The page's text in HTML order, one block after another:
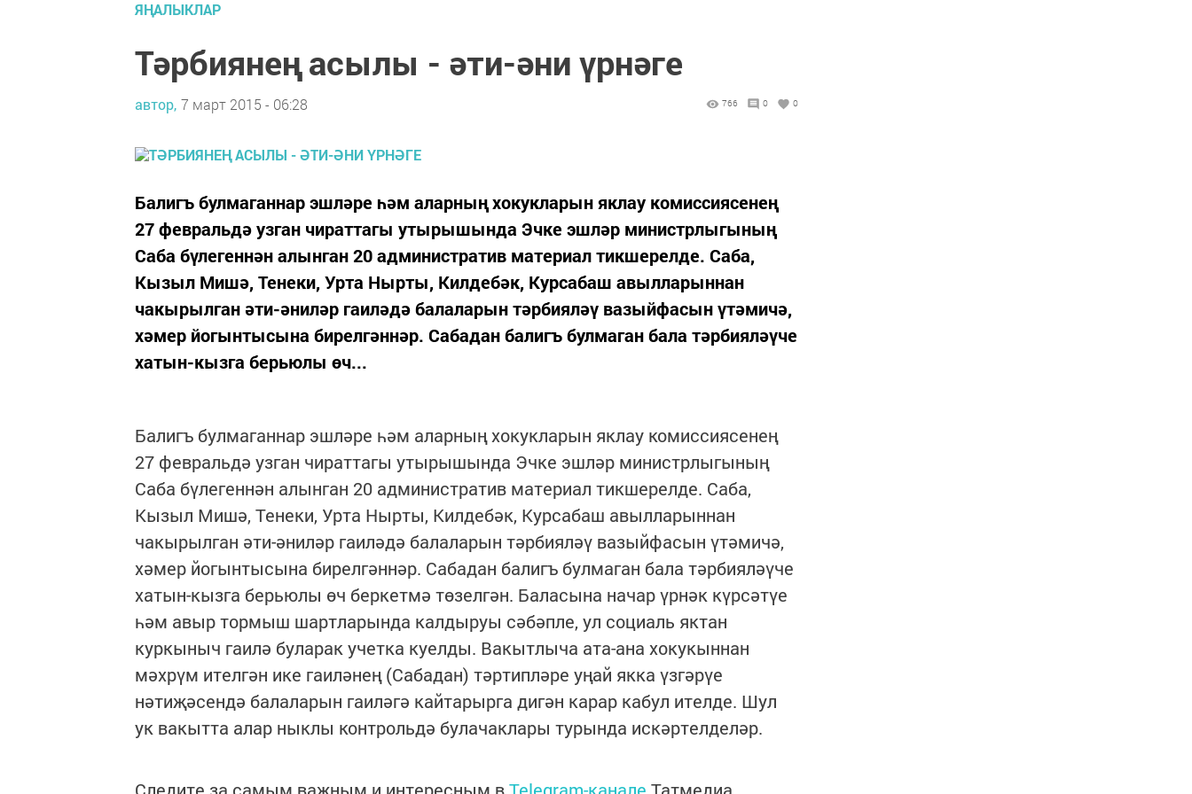
ЯҢАЛЫКЛАР
Тәрбиянең асылы - әти-әни үрнәге
автор, 7 март 2015 - 06:28 766 0 0
Балигъ булмаганнар эшләре һәм аларның хокукларын яклау комиссиясенең
27 февральдә узган чираттагы утырышында Эчке эшләр министрлыгының
Саба бүлегеннән алынган 20 административ материал тикшерелде. Саба,
Кызыл Ми­шә, Тенеки, Урта Нырты, Килдебәк, Курсабаш авылларыннан
чакырылган әти-әниләр гаиләдә балаларын тәрбияләү вазыйфасын үтәмичә,
хәмер йогынтысына бирелгәннәр. Сабадан балигъ булмаган бала тәрбияләүче
хатын-кызга берьюлы өч...
Балигъ булмаганнар эшләре һәм аларның хокукларын яклау комиссиясенең
27 февральдә узган чираттагы утырышында Эчке эшләр министрлыгының
Саба бүлегеннән алынган 20 административ материал тикшерелде. Саба,
Кызыл Ми­шә, Тенеки, Урта Нырты, Килдебәк, Курсабаш авылларыннан
чакырылган әти-әниләр гаиләдә балаларын тәрбияләү вазыйфасын үтәмичә,
хәмер йогынтысына бирелгәннәр. Сабадан балигъ булмаган бала тәрбияләүче
хатын-кызга берьюлы өч беркетмә төзелгән. Баласына начар үрнәк күрсәтүе
һәм авыр тормыш шартларында калдыруы сәбәпле, ул социаль яктан
куркыныч гаилә буларак учетка куелды. Вакытлыча ата-ана хокукыннан
мәхрүм ителгән ике гаиләнең (Сабадан) тәртипләре уңай якка үзгәрүе
нәтиҗәсендә балаларын гаиләгә кайтарырга дигән карар кабул ителде. Шул
ук вакытта алар ныклы контрольдә булачаклары турында искәртелделәр.